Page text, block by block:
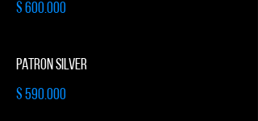
$ 600.000
PATRON SILVER
$ 590.000